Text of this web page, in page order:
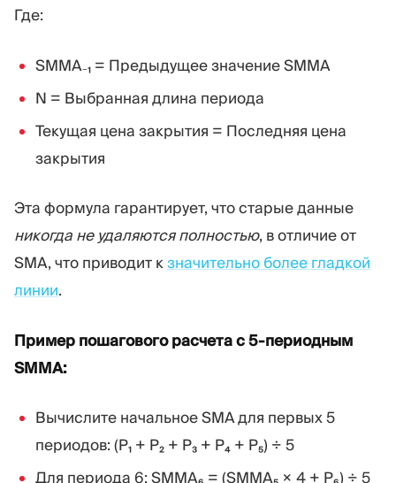
Где:
SMMA₋₁ = Предыдущее значение SMMA
N = Выбранная длина периода
Текущая цена закрытия = Последняя цена
закрытия
Эта формула гарантирует, что старые данные
никогда не удаляются полностью, в отличие от
SMA, что приводит кзначительно более гладкой
линии.
Пример пошагового расчета с 5-периодным
SMMA:
Вычислите начальное SMA для первых 5
периодов: (P₁ + P₂ + P₃ + P₄ + P₅) ÷ 5
Для периода 6: SMMA₆ = (SMMA₅ × 4 + P₆) ÷ 5